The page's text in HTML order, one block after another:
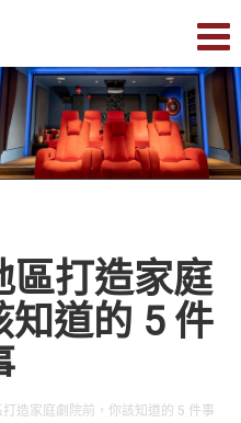
區打造家庭
知道的 5 件
造家庭劇院前，你該知道的 5 件事